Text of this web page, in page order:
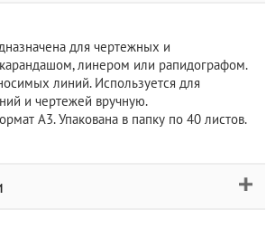
для чертежных и
линером или рапидографом.
линий. Используется для
и чертежей вручную.
А3. Упакована в папку по 40 листов.